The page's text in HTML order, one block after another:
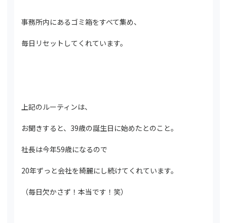
事務所内にあるゴミ箱をすべて集め、
毎日リセットしてくれています。
上記のルーティンは、
お聞きすると、39歳の誕生日に始めたとのこと。
社長は今年59歳になるので
20年ずっと会社を綺麗にし続けてくれています。
（毎日欠かさず！本当です！笑）